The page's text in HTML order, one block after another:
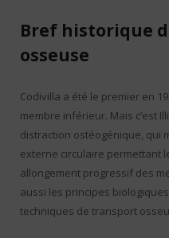
Bref historique
osseuse
Codivilla a été le premier en
membre inférieur. Mais c’est
distraction ostéogénique, qui
externe circulaire permettant
allongement progressif des
aussi les principes
techniques de transport